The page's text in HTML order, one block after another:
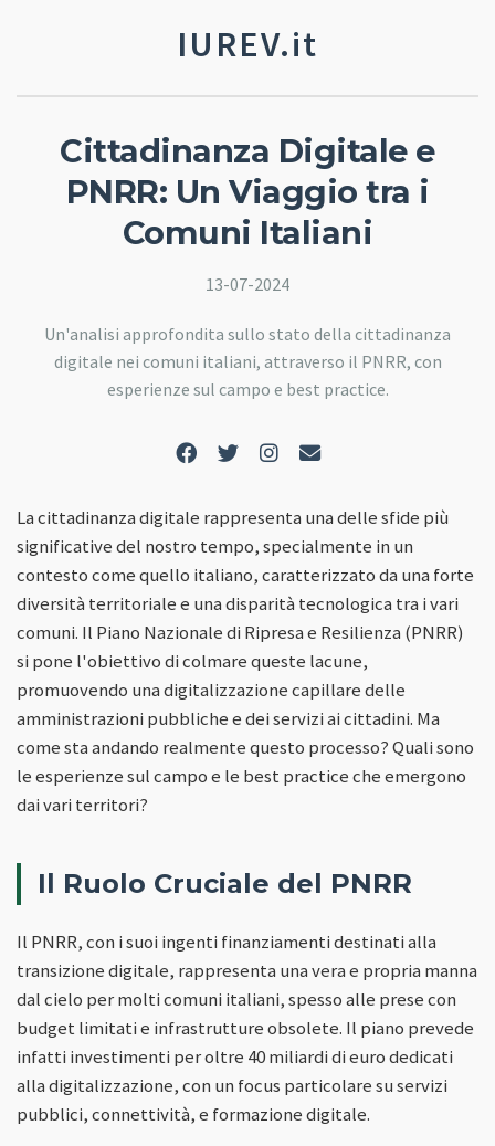
IUREV.it
Cittadinanza Digitale e
PNRR: Un Viaggio tra i
Comuni Italiani
13-07-2024
Un'analisi approfondita sullo stato della cittadinanza
digitale nei comuni italiani, attraverso il PNRR, con
esperienze sul campo e best practice.
La cittadinanza digitale rappresenta una delle sfide più
significative del nostro tempo, specialmente in un
contesto come quello italiano, caratterizzato da una forte
diversità territoriale e una disparità tecnologica tra i vari
comuni. Il Piano Nazionale di Ripresa e Resilienza (PNRR)
si pone l'obiettivo di colmare queste lacune,
promuovendo una digitalizzazione capillare delle
amministrazioni pubbliche e dei servizi ai cittadini. Ma
come sta andando realmente questo processo? Quali sono
le esperienze sul campo e le best practice che emergono
dai vari territori?
Il Ruolo Cruciale del PNRR
Il PNRR, con i suoi ingenti finanziamenti destinati alla
transizione digitale, rappresenta una vera e propria manna
dal cielo per molti comuni italiani, spesso alle prese con
budget limitati e infrastrutture obsolete. Il piano prevede
infatti investimenti per oltre 40 miliardi di euro dedicati
alla digitalizzazione, con un focus particolare su servizi
pubblici, connettività, e formazione digitale.